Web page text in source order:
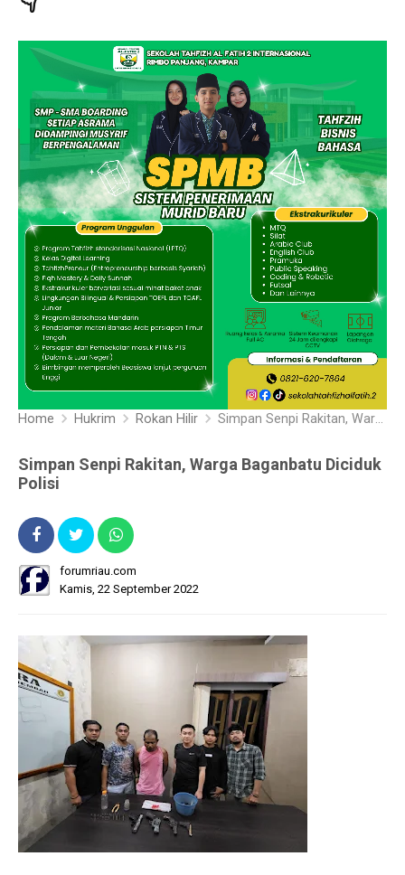
Home Hukrim Rokan Hilir Simpan Senpi Rakitan, Warga Baganbatu Diciduk Polisi
Simpan Senpi Rakitan, Warga Baganbatu Diciduk
Polisi
forumriau.com
Kamis, 22 September 2022